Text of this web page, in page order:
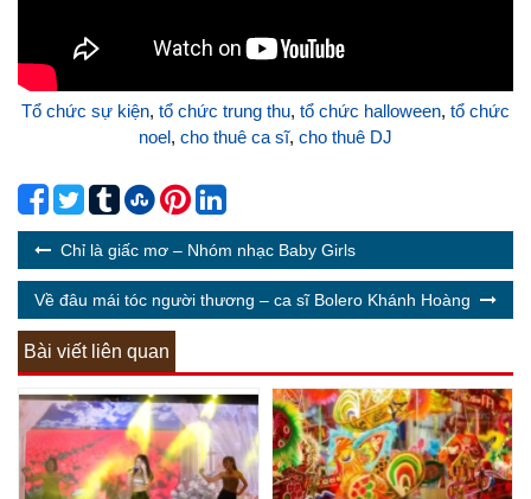
Tổ chức sự kiện, tổ chức trung thu, tổ chức halloween, tổ chức
noel, cho thuê ca sĩ, cho thuê DJ
Chỉ là giấc mơ – Nhóm nhạc Baby Girls
Về đâu mái tóc người thương – ca sĩ Bolero Khánh Hoàng
Bài viết liên quan